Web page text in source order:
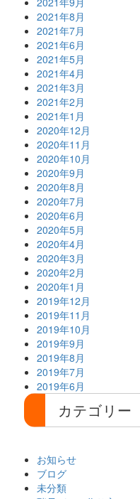
2021年8月
2021年7月
2021年6月
2021年5月
2021年4月
2021年3月
2021年2月
2021年1月
2020年12月
2020年11月
2020年10月
2020年9月
2020年8月
2020年7月
2020年6月
2020年5月
2020年4月
2020年3月
2020年2月
2020年1月
2019年12月
2019年11月
2019年10月
2019年9月
2019年8月
2019年7月
2019年6月
カテゴリー
お知らせ
ブログ
未分類